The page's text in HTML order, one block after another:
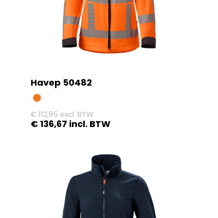
Havep 50482
€112,95 excl. BTW
€ 136,67 incl. BTW